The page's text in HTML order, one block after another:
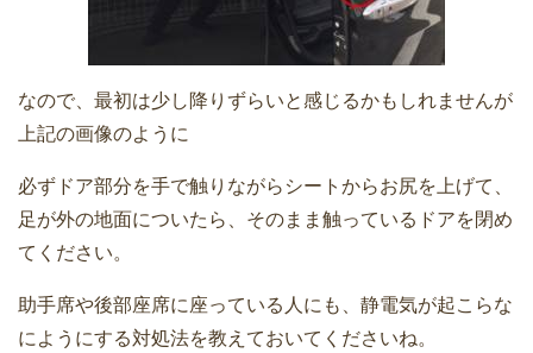
なので、最初は少し降りずらいと感じるかもしれませんが
上記の画像のように
必ずドア部分を手で触りながらシートからお尻を上げて、
足が外の地面についたら、そのまま触っているドアを閉め
てください。
助手席や後部座席に座っている人にも、静電気が起こらな
にようにする対処法を教えておいてくださいね。